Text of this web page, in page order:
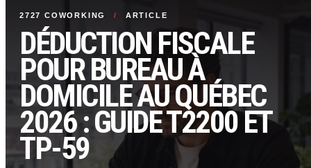
2727 COWORKING / ARTICLE
DÉDUCTION FISCALE
POUR BUREAU À
DOMICILE AU QUÉBEC
2026 : GUIDE T2200 ET
TP-59